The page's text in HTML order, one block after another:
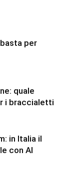
per
quale
i braccialetti
in Italia il
con AI